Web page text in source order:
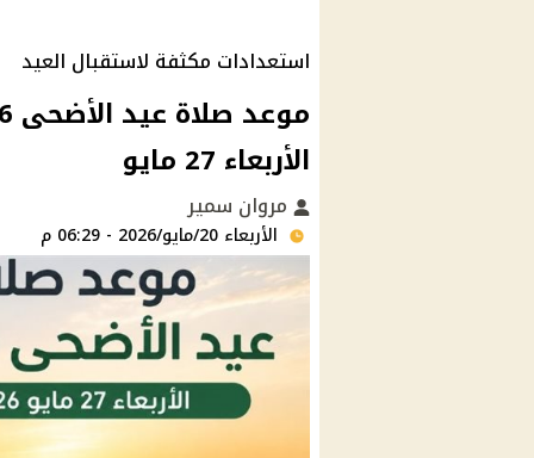
استعدادات مكثفة لاستقبال العيد
الأربعاء 27 مايو
مروان سمير
الأربعاء 20/مايو/2026 - 06:29 م